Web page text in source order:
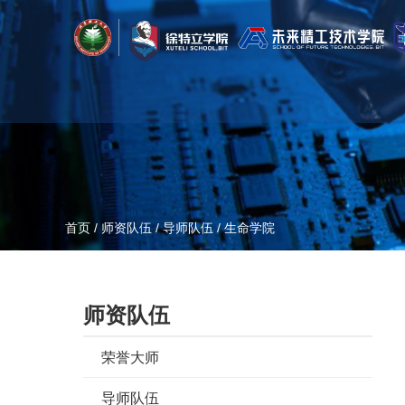
首页 /师资队伍/导师队伍/生命学院
师资队伍
荣誉大师
导师队伍